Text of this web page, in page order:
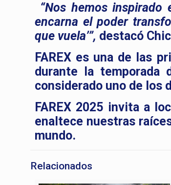
“Nos hemos
encarna el poder
que vuela’”, destacó
FAREX es una de las
durante la temporada
considerado uno de los
FAREX 2025 invita a
enaltece nuestras
mundo.
Relacionados